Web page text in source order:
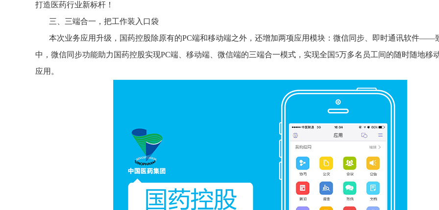
打造医药行业新标杆！
三、三端合一，把工作装入口袋
本次业务应用升级，国药控股除原有的PC端和移动端之外，还增加两项应用模块：微信同步、即时通讯软件——
中，微信同步功能助力国药控股实现PC端、移动端、微信端的三端合一模式，实现全国5万多名员工间的随时随地移
应用。